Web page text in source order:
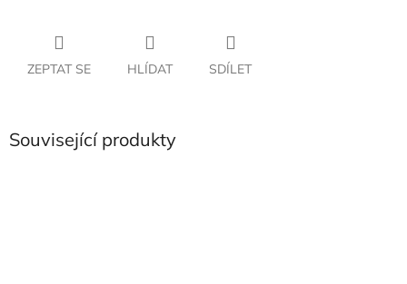
ZEPTAT SE HLÍDAT SDÍLET
Související produkty